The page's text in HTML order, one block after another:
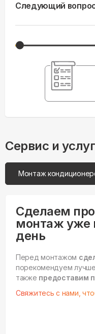
Следующий
Сервис и
Монтаж
Сделаем
монтаж уже
день
Перед монтажом
порекомендуем
также предоставим
Свяжитесь с нами,